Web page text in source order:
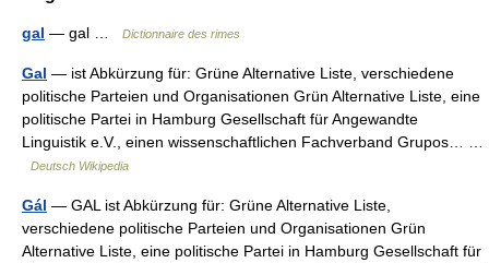
gal — gal … Dictionnaire des rimes
Gal — ist Abkürzung für: Grüne Alternative Liste, verschiedene
politische Parteien und Organisationen Grün Alternative Liste, eine
politische Partei in Hamburg Gesellschaft für Angewandte
Linguistik e.V., einen wissenschaftlichen Fachverband Grupos… …
Deutsch Wikipedia
Gál — GAL ist Abkürzung für: Grüne Alternative Liste,
verschiedene politische Parteien und Organisationen Grün
Alternative Liste, eine politische Partei in Hamburg Gesellschaft für